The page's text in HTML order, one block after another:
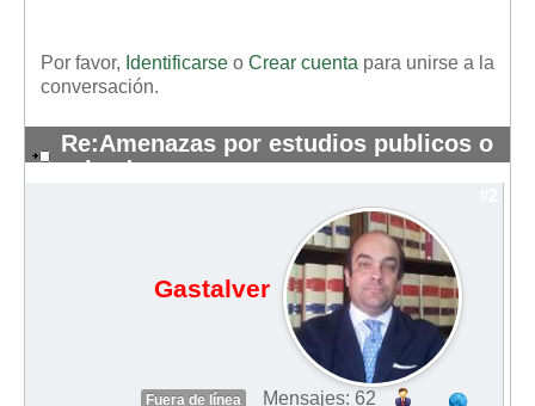
Por favor, Identificarse o Crear cuenta para unirse a la
conversación.
Re:Amenazas por estudios publicos o
privados
Gastalver
Fuera de línea Mensajes: 62